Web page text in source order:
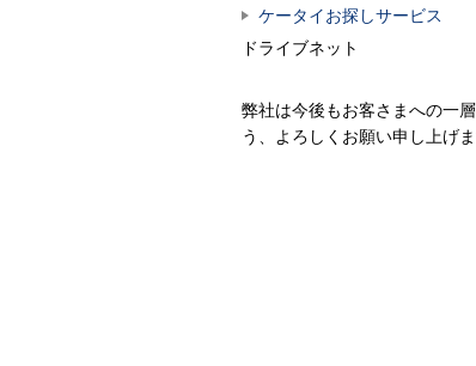
ケータイお探しサービス
ドライブネット
弊社は今後もお客さまへの一
う、よろしくお願い申し上げま